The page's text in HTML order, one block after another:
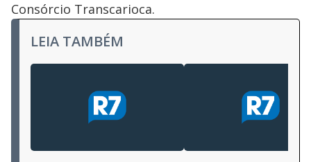
Consórcio Transcarioca.
LEIA TAMBÉM